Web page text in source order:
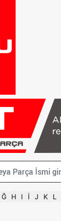
Ğ H I İ J K L